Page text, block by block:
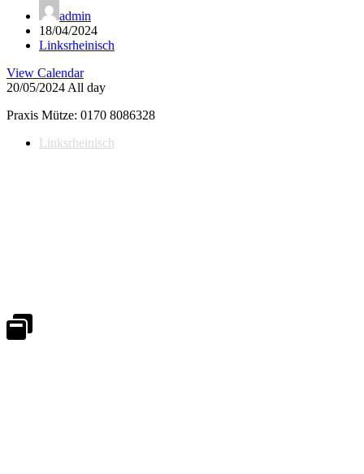
admin
18/04/2024
Linksrheinisch
View Calendar
20/05/2024 All day
Praxis Mütze: 0170 8086328
Linksrheinisch